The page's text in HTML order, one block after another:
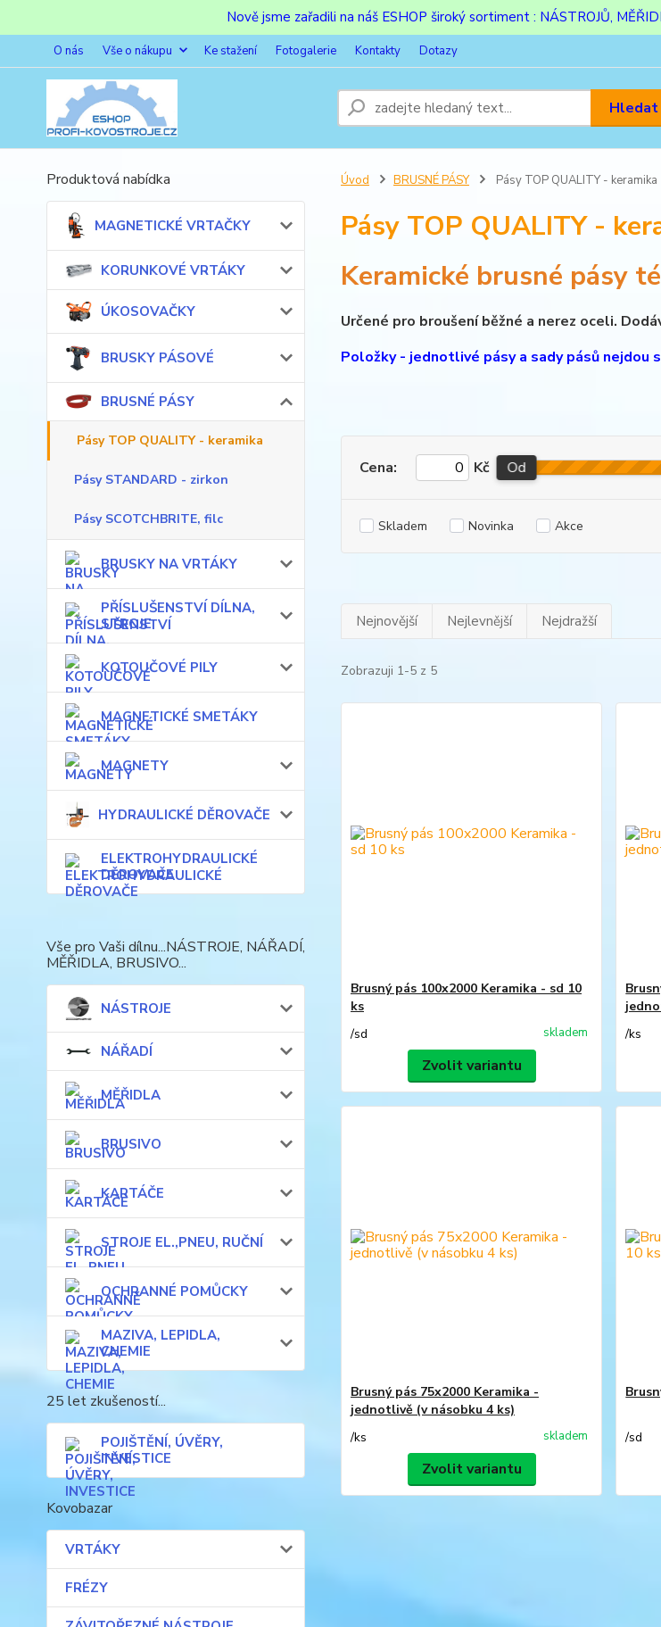
Nově jsme zařadili na náš ESHOP široký sortiment : NÁSTROJŮ,
O nás Vše o nákupu Ke stažení Fotogalerie Kontakty Dotazy
Hledat
Produktová nabídka
MAGNETICKÉ VRTAČKY
KORUNKOVÉ VRTÁKY
ÚKOSOVAČKY
BRUSKY PÁSOVÉ
BRUSNÉ PÁSY
Pásy TOP QUALITY - keramika
Pásy STANDARD - zirkon
Pásy SCOTCHBRITE, filc
BRUSKY NA VRTÁKY
PŘÍSLUŠENSTVÍ DÍLNA,
STROJE
KOTOUČOVÉ PILY
MAGNETICKÉ SMETÁKY
MAGNETY
HYDRAULICKÉ DĚROVAČE
ELEKTROHYDRAULICKÉ
DĚROVAČE
Vše pro Vaši dílnu...NÁSTROJE, NÁŘADÍ,
MĚŘIDLA, BRUSIVO...
NÁSTROJE
NÁŘADÍ
MĚŘIDLA
BRUSIVO
KARTÁČE
STROJE EL.,PNEU, RUČNÍ
OCHRANNÉ POMŮCKY
MAZIVA, LEPIDLA,
CHEMIE
25 let zkušeností...
POJIŠTĚNÍ, ÚVĚRY,
INVESTICE
Kovobazar
VRTÁKY
FRÉZY
Úvod BRUSNÉ PÁSY Pásy TOP QUALITY - keramika
Pásy TOP QUALITY -
Keramické brusné pásy
Určené pro broušení běžné a nerez oceli.
Položky - jednotlivé pásy a sady pásů nejdou
Cena: Kč Od
Skladem Novinka Akce
Nejnovější Nejlevnější Nejdražší
Zobrazuji 1-5 z 5
Brusný pás 100x2000 Keramika - sd 10
ks
/sd skladem
Zvolit variantu
/ks
Brusný pás 75x2000 Keramika -
jednotlivě (v násobku 4 ks)
/ks skladem
Zvolit variantu
/sd